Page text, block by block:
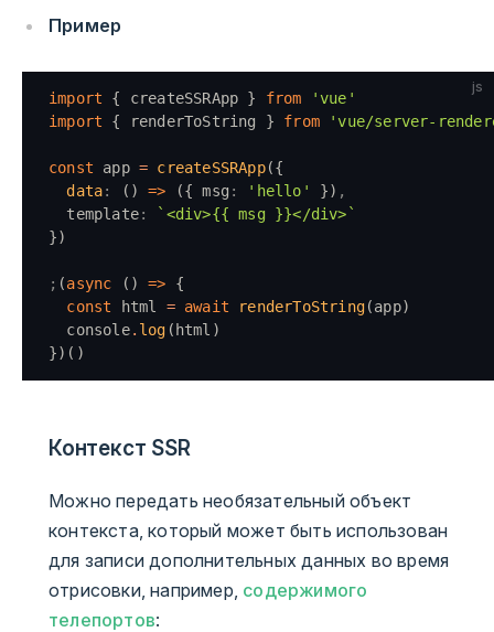
Пример
js
import { createSSRApp } from 'vue'
import { renderToString } from 'vue/server-
const app = createSSRApp({
  data
: () => ({ msg : 'hello' }) ,
  template
:
`<div>{{ msg }}</div>`
})
; (async () => {
  const
html = await renderToString(app)
  console
. log (html)
})()
Контекст SSR
Можно передать необязательный объект
контекста, который может быть использован
для записи дополнительных данных во время
отрисовки, например, содержимого
телепортов: